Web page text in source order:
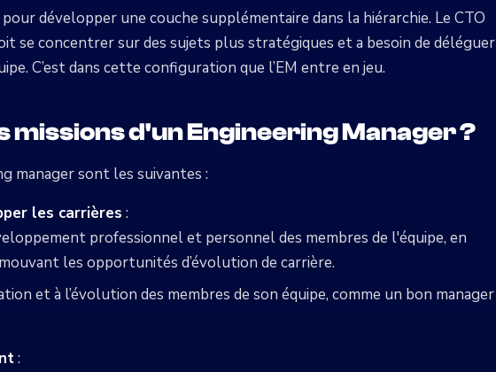
développer une couche supplémentaire dans la hiérarchie. Le CTO
se concentrer sur des sujets plus stratégiques et a besoin de déléguer
C’est dans cette configuration que l’EM entre en jeu.
missions d'un Engineering Manager ?
manager sont les suivantes :
les carrières :
professionnel et personnel des membres de l'équipe, en
les opportunités d’évolution de carrière.
et à l’évolution des membres de son équipe, comme un bon manager
: